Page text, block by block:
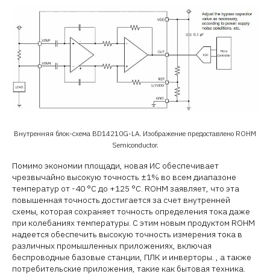
Внутренняя блок-схема BD14210G-LA. Изображение предоставлено ROHM
Semiconductor.
Помимо экономии площади, новая ИС обеспечивает
чрезвычайно высокую точность ±1% во всем диапазоне
температур от -40 °C до +125 °C. ROHM заявляет, что эта
повышенная точность достигается за счет внутренней
схемы, которая сохраняет точность определения тока даже
при колебаниях температуры. С этим новым продуктом ROHM
надеется обеспечить высокую точность измерения тока в
различных промышленных приложениях, включая
беспроводные базовые станции, ПЛК и инверторы. , а также
потребительские приложения, такие как бытовая техника.